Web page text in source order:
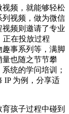
频，就能够轻松
视频，做为微信
频则邀请了专业
正在投放过程
事系列等，满脚
量也随之节节攀
统的学问培训；
IP 为例，分享适
孩子过程中碰到